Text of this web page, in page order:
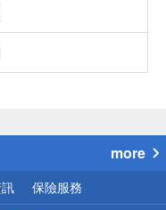
more
保險服務